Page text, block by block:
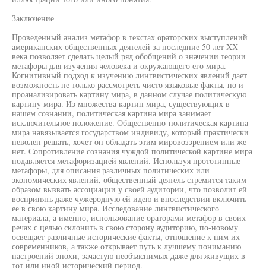
Заключение
Проведенный анализ метафор в текстах ораторских выступлений
американских общественных деятелей за последние 50 лет XX
века позволяет сделать целый ряд обобщений о значении теории
метафоры для изучения человека и окружающего его мира.
Когнитивный подход к изучению лингвистических явлений дает
возможность не только рассмотреть чисто языковые факты, но и
проанализировать картину мира, в данном случае политическую
картину мира. Из множества картин мира, существующих в
нашем сознании, политическая картина мира занимает
исключительное положение. Общественно-политическая картина
мира навязывается государством индивиду, который практически
неволен решать, хочет он обладать этим мировоззрением или же
нет. Сопротивление сознания чуждой политической картине мира
подавляется метафоризацией явлений. Используя прототипные
метафоры, для описания различных политических или
экономических явлений, общественный деятель стремится таким
образом вызвать ассоциации у своей аудитории, что позволит ей
воспринять даже чужеродную ей идею и впоследствии включить
ее в свою картину мира. Исследование лингвистического
материала, а именно, использование ораторами метафор в своих
речах с целью склонить в свою сторону аудиторию, по-новому
освещает различные исторические факты, отношение к ним их
современников, а также открывает путь к лучшему пониманию
настроений эпохи, зачастую необъяснимых даже для живущих в
тот или иной исторический период.